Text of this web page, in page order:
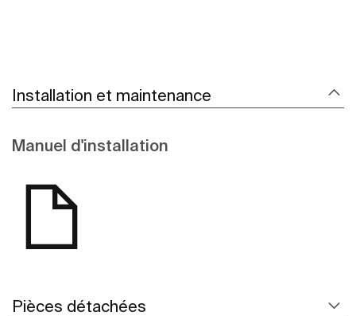
Installation et maintenance
Manuel d'installation
Pièces détachées